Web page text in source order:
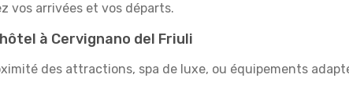
vos arrivées et vos départs.
à Cervignano del Friuli
des attractions, spa de luxe, ou équipements